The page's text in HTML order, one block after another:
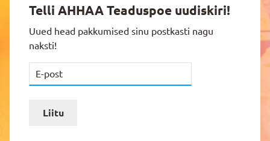
Telli AHHAA Teaduspoe uudiskiri!
Uued head pakkumised sinu postkasti nagu
naksti!
Liitu